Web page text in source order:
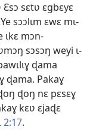
Ɛsɔ sɛtʋ ɛgbɛyɛ
sɔɔlɩm ɛwɛ mɩ-
ɩkɛ mɔn-
sɔsɔŋ weyi ɩ-
ɖama
ɖama. Pakaɣ
ɖoŋ nɛ pɛsɛɣ
kɛʋ ɛjaɖɛ
2:17.